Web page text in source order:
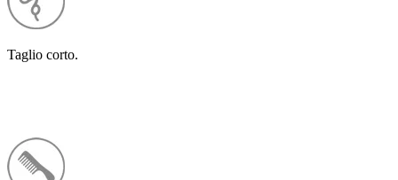
Taglio corto.